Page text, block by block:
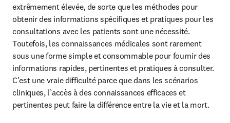
extrêmement élevée, de sorte que les méthodes pour
obtenir des informations spécifiques et pratiques pour les
consultations avec les patients sont une nécessité.
Toutefois, les connaissances médicales sont rarement
sous une forme simple et consommable pour fournir des
informations rapides, pertinentes et pratiques à consulter.
C’est une vraie difficulté parce que dans les scénarios
cliniques, l’accès à des connaissances efficaces et
pertinentes peut faire la différence entre la vie et la mort.